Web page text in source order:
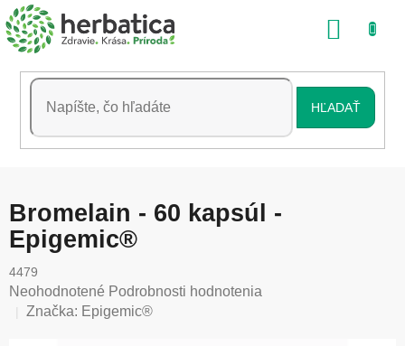
Prejsť
na
obsah
HĽADAŤ
Bromelain - 60 kapsúl -
Epigemic®
4479
Priemerné
hodnotenie
Neohodnotené Podrobnosti hodnotenia
Značka: Epigemic®